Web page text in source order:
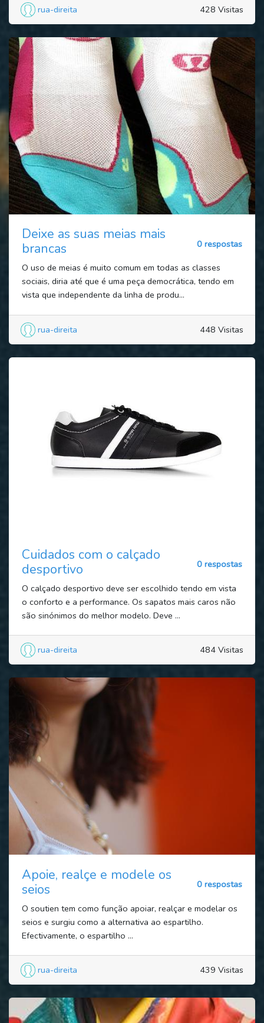
rua-direita 428 Visitas
Deixe as suas meias mais
brancas
0 respostas
O uso de meias é muito comum em todas as classes
sociais, diria até que é uma peça democrática, tendo em
vista que independente da linha de produ...
rua-direita 448 Visitas
Cuidados com o calçado
desportivo
0 respostas
O calçado desportivo deve ser escolhido tendo em vista
o conforto e a performance. Os sapatos mais caros não
são sinónimos do melhor modelo. Deve ...
rua-direita 484 Visitas
Apoie, realçe e modele os
seios
0 respostas
O soutien tem como função apoiar, realçar e modelar os
seios e surgiu como a alternativa ao espartilho.
Efectivamente, o espartilho ...
rua-direita 439 Visitas